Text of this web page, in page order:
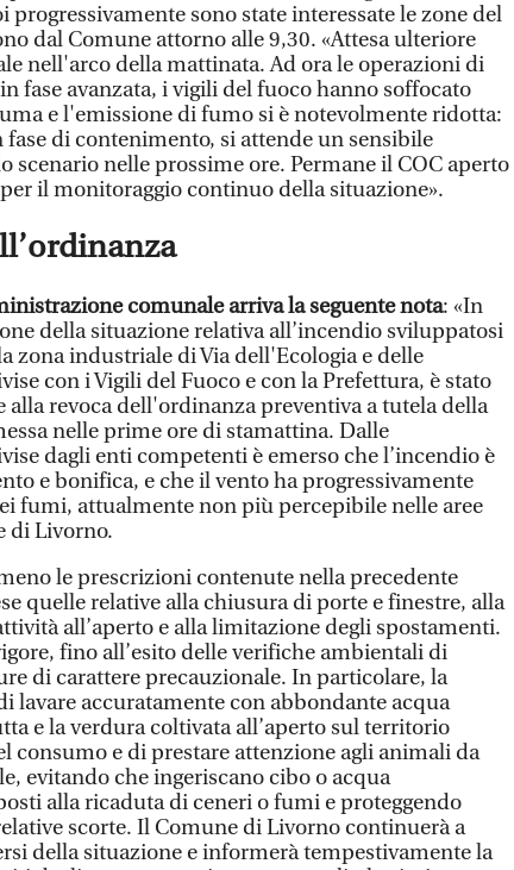
progressivamente sono state interessate le zone del
dal Comune attorno alle 9,30. «Attesa ulteriore
nell'arco della mattinata. Ad ora le operazioni di
fase avanzata, i vigili del fuoco hanno soffocato
e l'emissione di fumo si è notevolmente ridotta:
di contenimento, si attende un sensibile
scenario nelle prossime ore. Permane il COC aperto
il monitoraggio continuo della situazione».
comunale arriva la seguente nota: «In
della situazione relativa all’incendio sviluppatosi
zona industriale di Via dell'Ecologia e delle
con i Vigili del Fuoco e con la Prefettura, è stato
alla revoca dell'ordinanza preventiva a tutela della
nelle prime ore di stamattina. Dalle
dagli enti competenti è emerso che l’incendio è
e bonifica, e che il vento ha progressivamente
fumi, attualmente non più percepibile nelle aree
di Livorno.
le prescrizioni contenute nella precedente
quelle relative alla chiusura di porte e finestre, alla
all’aperto e alla limitazione degli spostamenti.
fino all’esito delle verifiche ambientali di
di carattere precauzionale. In particolare, la
lavare accuratamente con abbondante acqua
e la verdura coltivata all’aperto sul territorio
consumo e di prestare attenzione agli animali da
evitando che ingeriscano cibo o acqua
alla ricaduta di ceneri o fumi e proteggendo
scorte. Il Comune di Livorno continuerà a
della situazione e informerà tempestivamente la